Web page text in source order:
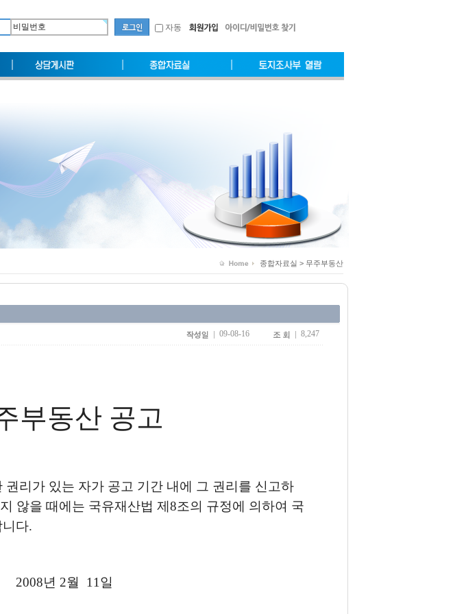
자동
종합자료실 > 무주부동산
09-08-16 8,247
부동산 공고
리가 있는 자가 공고 기간 내에 그 권리를 신고하
않을 때에는 국유재산법 제8조의 규정에 의하여 국
다.
2008년 2월 11일